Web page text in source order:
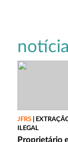
JFRS
ILEGAL
Proprietário